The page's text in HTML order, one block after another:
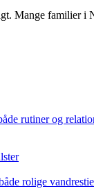
Mange
rutiner og
rolige